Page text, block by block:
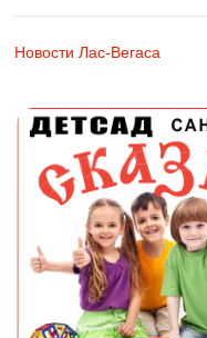
Новости Лас-Вегаса